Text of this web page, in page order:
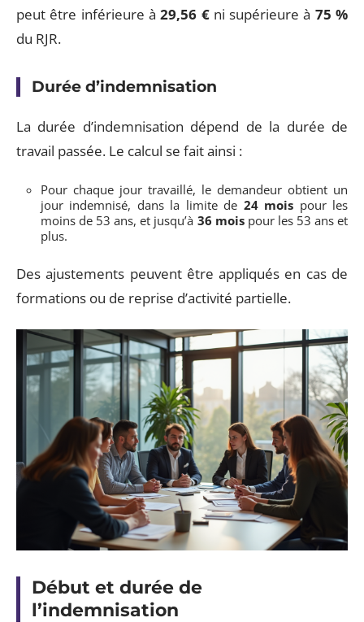
peut être inférieure à29,56 €ni supérieure à 75 %
du RJR.
Durée d’indemnisation
La durée d’indemnisation dépend de la durée de
travail passée. Le calcul se fait ainsi :
Pour chaque jour travaillé, le demandeur obtient un
jour indemnisé, dans la limite de 24 mois pour les
moins de 53 ans, et jusqu’à 36 moispour les 53 ans et
plus.
Des ajustements peuvent être appliqués en cas de
formations ou de reprise d’activité partielle.
Début et durée de
l’indemnisation